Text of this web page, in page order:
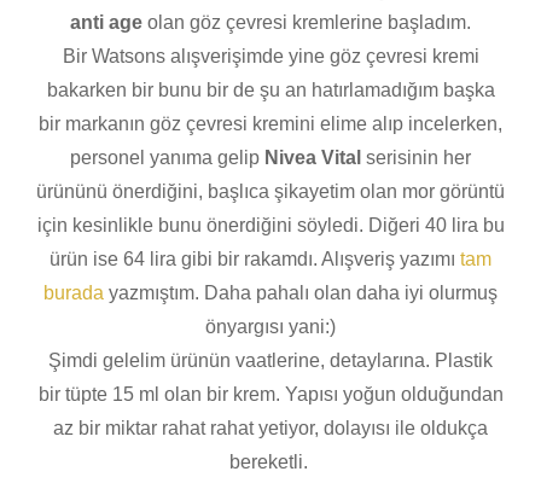
anti age olan göz çevresi kremlerine başladım.
Bir Watsons alışverişimde yine göz çevresi kremi
bakarken bir bunu bir de şu an hatırlamadığım başka
bir markanın göz çevresi kremini elime alıp incelerken,
personel yanıma gelip Nivea Vital serisinin her
ürününü önerdiğini, başlıca şikayetim olan mor görüntü
için kesinlikle bunu önerdiğini söyledi. Diğeri 40 lira bu
ürün ise 64 lira gibi bir rakamdı. Alışveriş yazımı tam
burada yazmıştım. Daha pahalı olan daha iyi olurmuş
önyargısı yani:)
Şimdi gelelim ürünün vaatlerine, detaylarına. Plastik
bir tüpte 15 ml olan bir krem. Yapısı yoğun olduğundan
az bir miktar rahat rahat yetiyor, dolayısı ile oldukça
bereketli.